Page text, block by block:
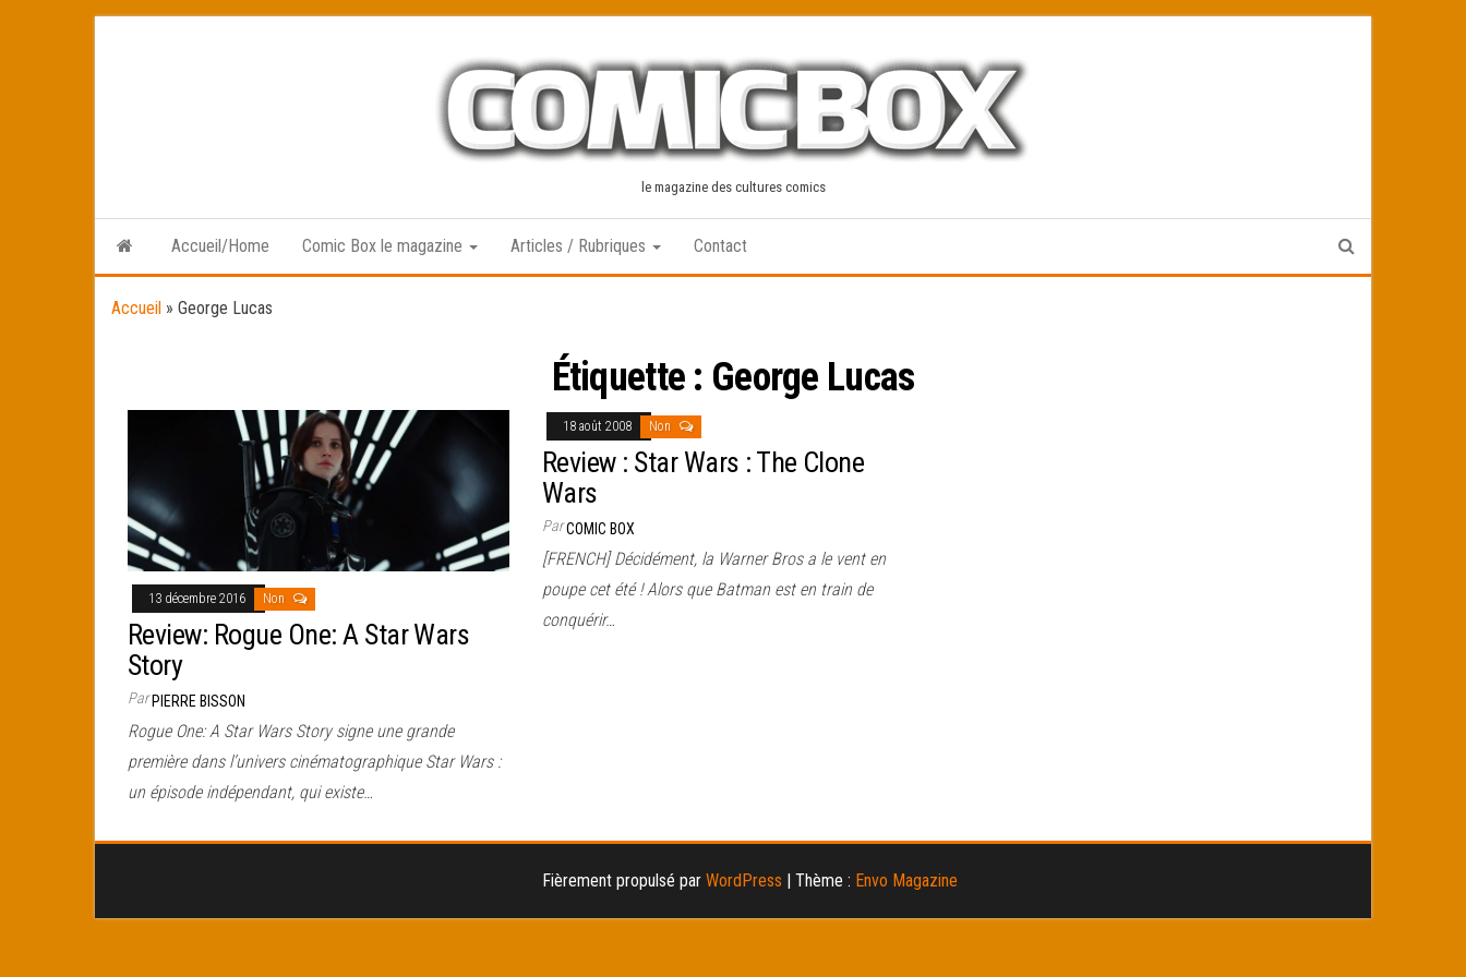
le magazine des cultures comics
Accueil/Home Comic Box le magazine Articles / Rubriques Contact
Accueil » George Lucas
Étiquette : George Lucas
13 décembre 2016 Non
Review: Rogue One: A Star Wars
Story
ParPIERRE BISSON
Rogue One: A Star Wars Story signe une grande
première dans l’univers cinématographique Star Wars :
un épisode indépendant, qui existe…
18 août 2008 Non
Review : Star Wars : The Clone
Wars
ParCOMIC BOX
[FRENCH] Décidément, la Warner Bros a le vent en
poupe cet été ! Alors que Batman est en train de
conquérir…
Fièrement propulsé par WordPress | Thème : Envo Magazine